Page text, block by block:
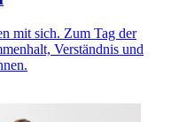
mit sich. Zum Tag der
Verständnis und